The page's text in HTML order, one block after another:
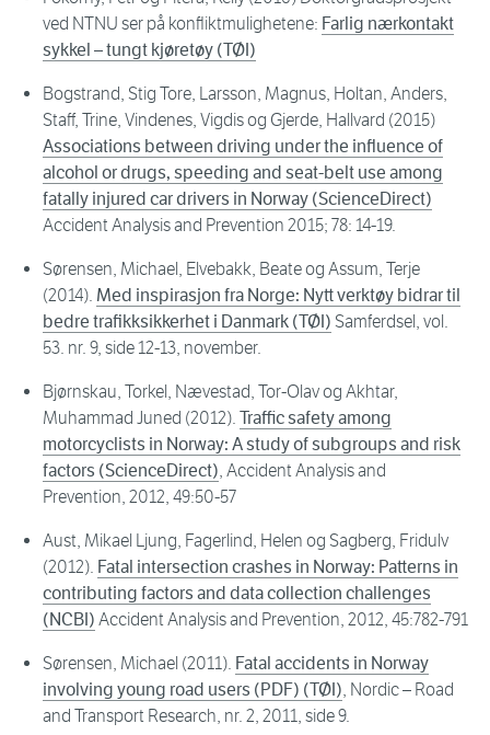
ved NTNU ser på konfliktmulighetene: Farlig nærkontakt
sykkel – tungt kjøretøy (TØI)
Bogstrand, Stig Tore, Larsson, Magnus, Holtan, Anders,
Staff, Trine, Vindenes, Vigdis og Gjerde, Hallvard (2015)
Associations between driving under the influence of
alcohol or drugs, speeding and seat-belt use among
fatally injured car drivers in Norway (ScienceDirect)
Accident Analysis and Prevention 2015; 78: 14-19.
Sørensen, Michael, Elvebakk, Beate og Assum, Terje
(2014). Med inspirasjon fra Norge: Nytt verktøy bidrar til
bedre trafikksikkerhet i Danmark (TØI) Samferdsel, vol.
53. nr. 9, side 12-13, november.
Bjørnskau, Torkel, Nævestad, Tor-Olav og Akhtar,
Muhammad Juned (2012). Traffic safety among
motorcyclists in Norway: A study of subgroups and risk
factors (ScienceDirect), Accident Analysis and
Prevention, 2012, 49:50-57
Aust, Mikael Ljung, Fagerlind, Helen og Sagberg, Fridulv
(2012). Fatal intersection crashes in Norway: Patterns in
contributing factors and data collection challenges
(NCBI) Accident Analysis and Prevention, 2012, 45:782-791
Sørensen, Michael (2011). Fatal accidents in Norway
involving young road users (PDF) (TØI), Nordic – Road
and Transport Research, nr. 2, 2011, side 9.